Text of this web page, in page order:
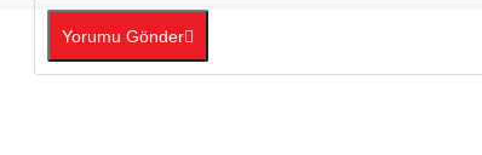
Yorumu Gönder